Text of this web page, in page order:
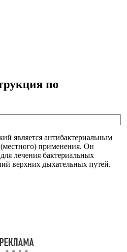
по
является антибактериальным
(местного) применения. Он
лечения бактериальных
верхних дыхательных путей.